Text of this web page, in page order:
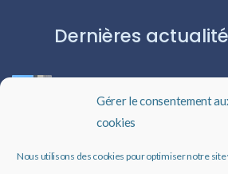
Gérer le consentement
cookies
Nous utilisons des cookies pour optimiser notre
Dernières
Les livres audio : une porte ouverte